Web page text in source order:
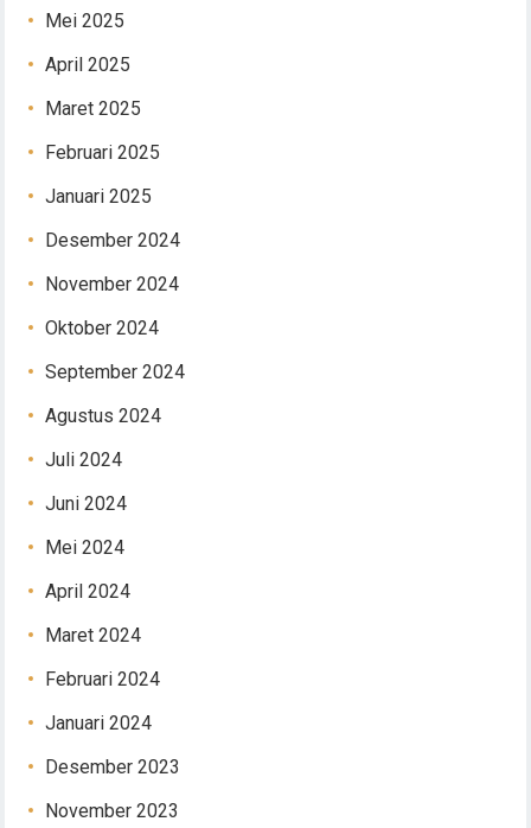
Mei 2025
April 2025
Maret 2025
Februari 2025
Januari 2025
Desember 2024
November 2024
Oktober 2024
September 2024
Agustus 2024
Juli 2024
Juni 2024
Mei 2024
April 2024
Maret 2024
Februari 2024
Januari 2024
Desember 2023
November 2023